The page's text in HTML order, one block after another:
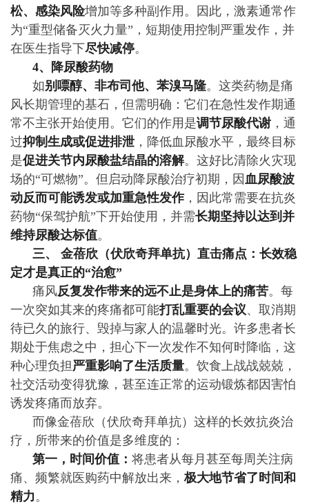
松、感染风险增加等多种副作用。因此，激素通常作
为“重型储备灭火力量”，短期使用控制严重发作，并
在医生指导下尽快减停。
4、降尿酸药物
如别嘌醇、非布司他、苯溴马隆。这类药物是痛
风长期管理的基石，但需明确：它们在急性发作期通
常不主张开始使用。它们的作用是调节尿酸代谢 ，通
过抑制生成或促进排泄，降低血尿酸水平，最终目标
是促进关节内尿酸盐结晶的溶解。这好比清除火灾现
场的“可燃物”。但启动降尿酸治疗初期，因血尿酸波
动反而可能诱发或加重急性发作，因此常需要在抗炎
药物“保驾护航”下开始使用，并需长期坚持以达到并
维持尿酸达标值。
三、 金蓓欣（伏欣奇拜单抗）直击痛点：长效稳
定才是真正的“治愈”
痛风反复发作带来的远不止是身体上的痛苦。每
一次突如其来的疼痛都可能打乱重要的会议、取消期
待已久的旅行、毁掉与家人的温馨时光。许多患者长
期处于焦虑之中，担心下一次发作不知何时降临，这
种心理负担严重影响了生活质量。饮食上战战兢兢，
社交活动变得犹豫，甚至连正常的运动锻炼都因害怕
诱发疼痛而放弃。
而像金蓓欣（伏欣奇拜单抗）这样的长效抗炎治
疗，所带来的价值是多维度的：
第一，时间价值： 将患者从每月甚至每周关注病
痛、频繁就医购药中解放出来，极大地节省了时间和
精力。